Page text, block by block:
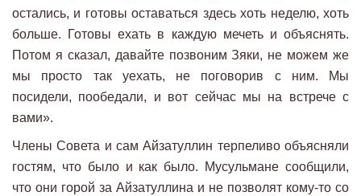
остались, и готовы оставаться здесь хоть неделю, хоть
больше. Готовы ехать в каждую мечеть и объяснять.
Потом я сказал, давайте позвоним Зяки, не можем же
мы просто так уехать, не поговорив с ним. Мы
посидели, пообедали, и вот сейчас мы на встрече с
вами».
Члены Совета и сам Айзатуллин терпеливо объясняли
гостям, что было и как было. Мусульмане сообщили,
что они горой за Айзатуллина и не позволят кому-то со